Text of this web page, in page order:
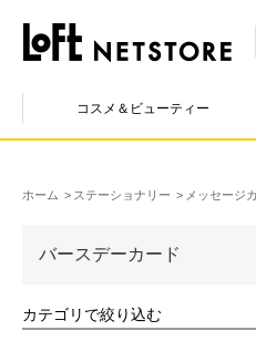
コスメ＆ビューティー
ホーム ステーショナリー メッセージ
バースデーカード
カテゴリで絞り込む